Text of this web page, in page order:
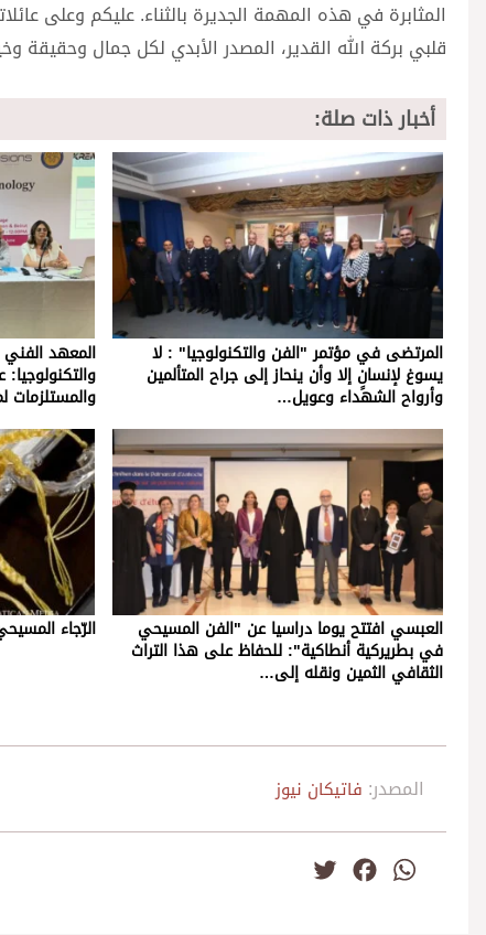
قلبي بركة الله القدير، المصدر الأبدي لكل جمال وحقيقة
أخبار ذات صلة:
المرتضى في مؤتمر "الفن والتكنولوجيا" : لا
يسوغ لإنسانٍ إلا وأن ينحاز إلى جراح المتألمين
وأرواح الشهداء وعويل…
العبسي افتتح يوما دراسيا عن "الفن المسيحي
في بطريركية أنطاكية": للحفاظ على هذا التراث
الثقافي الثمين ونقله إلى…
المعهد
الرّجاء
المصدر: فاتيكان نيوز
WhatsApp
Facebook